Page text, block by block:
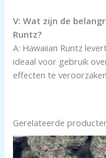
V: Wat zijn de
Runtz?
A: Hawaiian Runtz
ideaal voor gebruik
effecten te
Gerelateerde